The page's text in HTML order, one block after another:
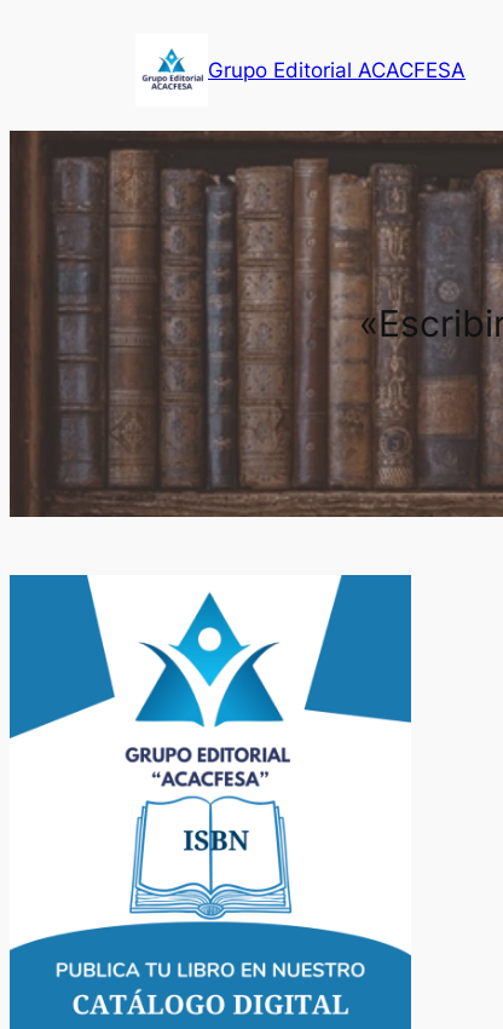
Grupo Editorial ACACFESA